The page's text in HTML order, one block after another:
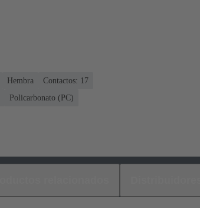
Hembra
Contactos: 17
Policarbonato (PC)